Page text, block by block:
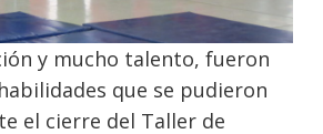
y mucho talento, fueron
que se pudieron
el cierre del Taller de